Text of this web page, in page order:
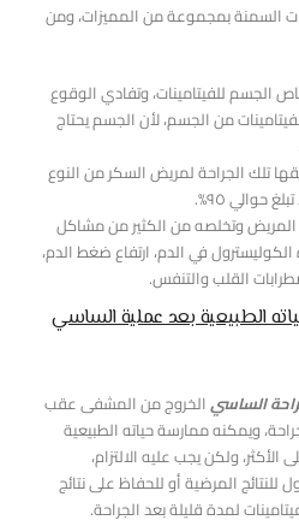
السمنة بمجموعة من المميزات، ومن
الجسم للفيتامينات، وتفادي الوقوع
من الجسم، لأن الجسم يحتاج
تلك الجراحة لمريض السكر من النوع
حوالي ٩٥%.
وتخلصه من الكثير من مشاكل
في الدم، ارتفاع ضغط الدم،
القلب والتنفس.
الطبيعية بعد عملية الساسي
الساسيالخروج من المشفى عقب
ويمكنه ممارسة حياته الطبيعية
بعد مدة ٧ أيام على الأكثر، ولكن يجب عليه الالتزام،
المرضية أو للحفاظ على نتائج
لمدة قليلة بعد الجراحة.